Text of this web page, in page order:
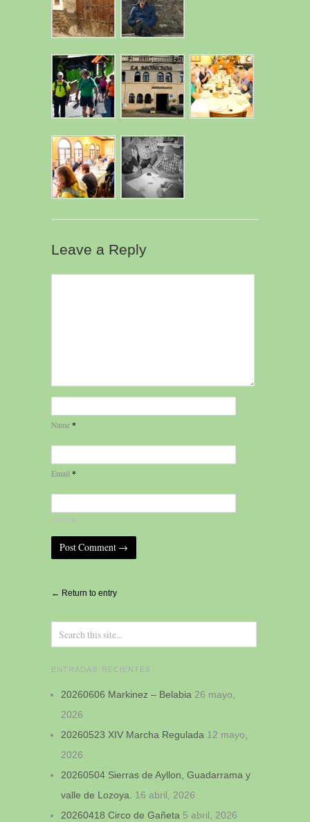
Leave a Reply
Name *
Email *
Website
Alternative:
← Return to entry
ENTRADAS RECIENTES
20260606 Markinez – Belabia 26 mayo,
2026
20260523 XIV Marcha Regulada 12 mayo,
2026
20260504 Sierras de Ayllon, Guadarrama y
valle de Lozoya. 16 abril, 2026
20260418 Circo de Gañeta 5 abril, 2026